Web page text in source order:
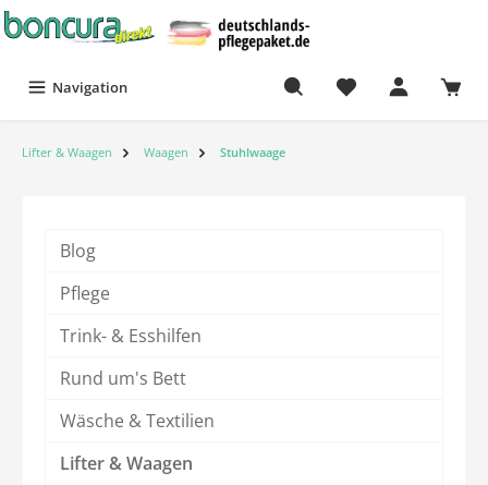
Navigation
Lifter & Waagen Waagen Stuhlwaage
Blog
Pflege
Trink- & Esshilfen
Rund um's Bett
Wäsche & Textilien
Lifter & Waagen